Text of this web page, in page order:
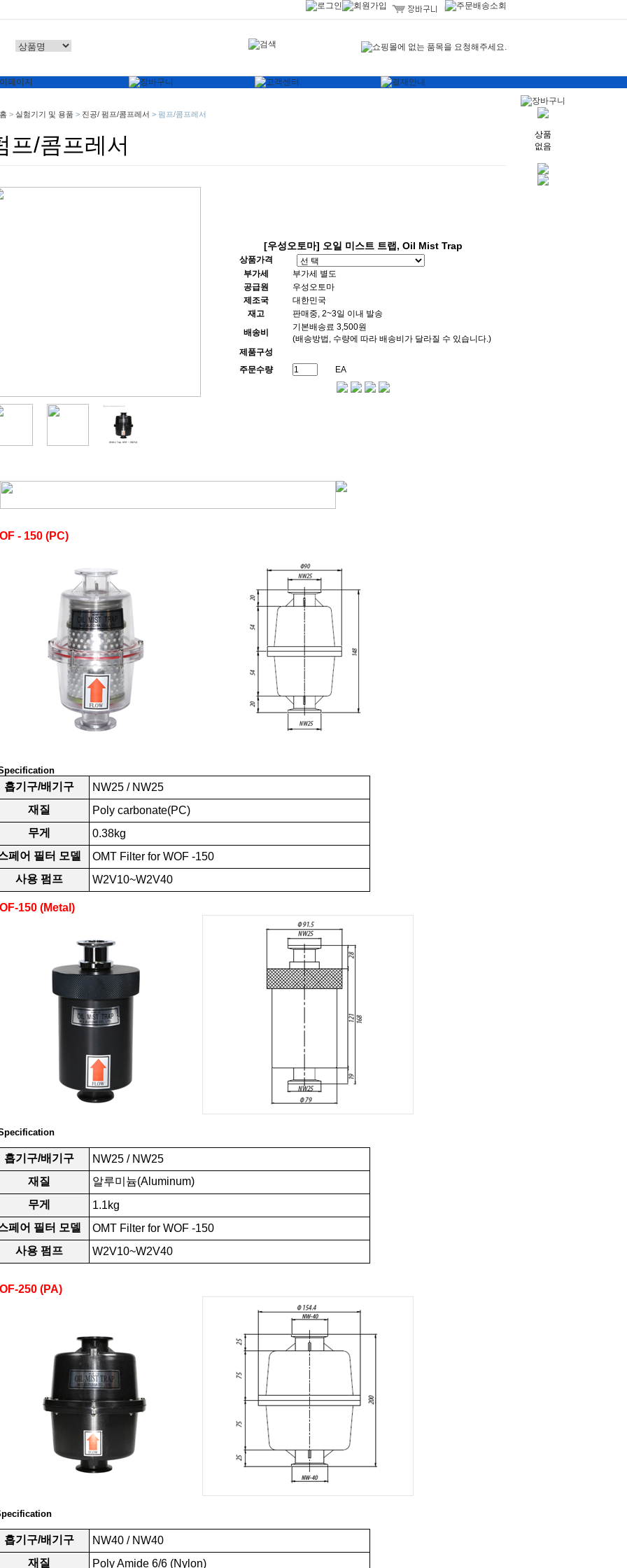
홈 > 실험기기 및 용품 > 진공/ 펌프/콤프레서 > 펌프/콤프레서
프/콤프레서
[우성오토마] 오일 미스트 트랩, Oil Mist Trap
상품가격
부가세
부가세 별도
공급원
우성오토마
제조국
대한민국
재고
판매중, 2~3일 이내 발송
배송비
기본배송료 3,500원
(배송방법, 수량에 따라 배송비가 달라질 수 있습니다.)
제품구성
주문수량
EA
- 150 (PC)
흡기구/배기구
NW25 / NW25
재질
Poly carbonate(PC)
무게
0.38kg
페어 필터 모델
OMT Filter for WOF -150
사용 펌프
W2V10~W2V40
150 (Metal)
흡기구/배기구
NW25 / NW25
재질
알루미늄(Aluminum)
무게
1.1kg
페어 필터 모델
OMT Filter for WOF -150
사용 펌프
W2V10~W2V40
250 (PA)
흡기구/배기구
NW40 / NW40
재질
Poly Amide 6/6 (Nylon)
상품
없음